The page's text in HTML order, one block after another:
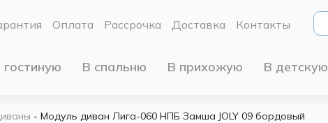
Оплата Рассрочка Доставка Контакты
гостиную В спальню В прихожую В детскую
- Модуль диван Лига-060 НПБ Замша JOLY 09 бордовый